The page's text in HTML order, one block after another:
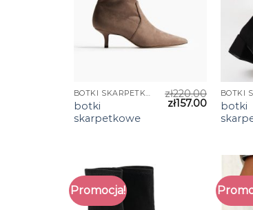
BOTKI SKARPETKOWE
botki
skarpetkowe
zł220.00
zł157.00
botki
Promocja!